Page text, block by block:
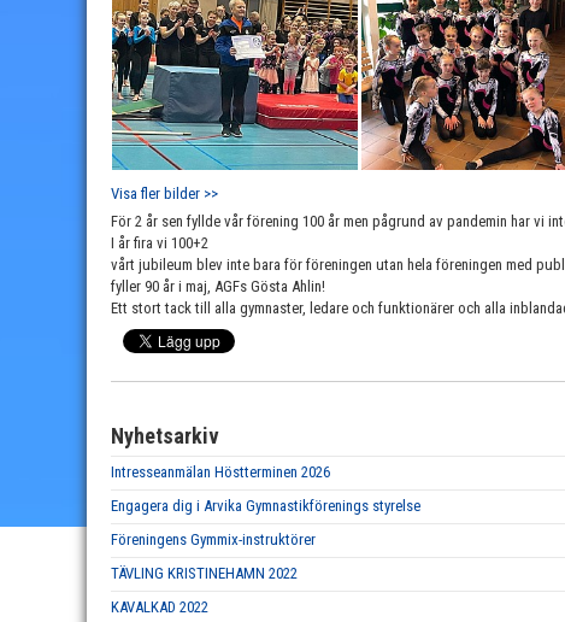
Visa fler bilder >>
För 2 år sen fyllde vår förening 100 år men pågrund av pandemin har vi
I år fira vi 100+2
vårt jubileum blev inte bara för föreningen utan hela föreningen med
fyller 90 år i maj, AGFs Gösta Ahlin!
Ett stort tack till alla gymnaster, ledare och funktionärer och alla
Nyhetsarkiv
Intresseanmälan Höstterminen 2026
Engagera dig i Arvika Gymnastikförenings styrelse
Föreningens Gymmix-instruktörer
TÄVLING KRISTINEHAMN 2022
KAVALKAD 2022